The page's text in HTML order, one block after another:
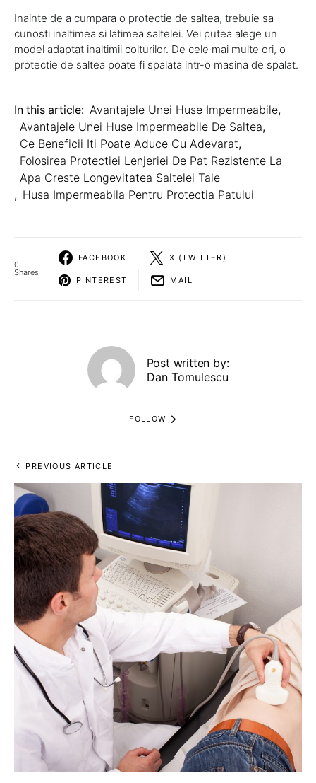
Inainte de a cumpara o protectie de saltea, trebuie sa
cunosti inaltimea si latimea saltelei. Vei putea alege un
model adaptat inaltimii colturilor. De cele mai multe ori, o
protectie de saltea poate fi spalata intr-o masina de spalat.
In this article: Avantajele Unei Huse Impermeabile,
Avantajele Unei Huse Impermeabile De Saltea,
Ce Beneficii Iti Poate Aduce Cu Adevarat,
Folosirea Protectiei Lenjeriei De Pat Rezistente La
Apa Creste Longevitatea Saltelei Tale
, Husa Impermeabila Pentru Protectia Patului
0
Shares
FACEBOOK X (TWITTER)
PINTEREST MAIL
Post written by:
Dan Tomulescu
FOLLOW
PREVIOUS ARTICLE